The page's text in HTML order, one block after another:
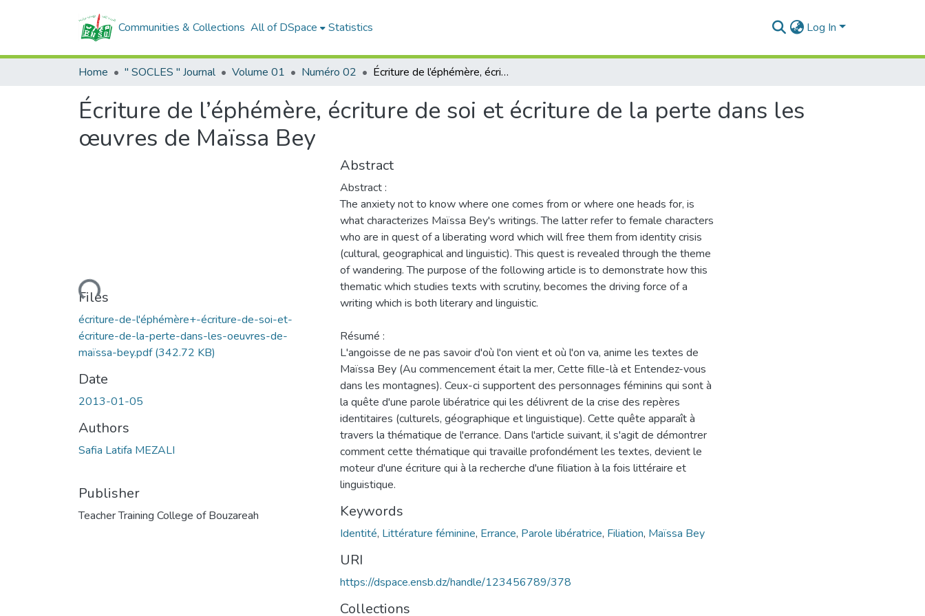
Communities & Collections All of DSpace Statistics Log In
Home " SOCLES " Journal Volume 01 Numéro 02 Écriture de l’éphémère, écriture de soi et écriture de la perte dans les œuvres de Maïssa Bey
Écriture de l’éphémère, écriture de soi et écriture de la perte dans les
œuvres de Maïssa Bey
Loading...
Files
écriture-de-l'éphémère+-écriture-de-soi-et-
écriture-de-la-perte-dans-les-oeuvres-de-
maïssa-bey.pdf(342.72 KB)
Date
2013-01-05
Authors
Safia Latifa MEZALI
Publisher
Teacher Training College of Bouzareah
Abstract
Abstract :
The anxiety not to know where one comes from or where one heads for, is
what characterizes Maïssa Bey's writings. The latter refer to female characters
who are in quest of a liberating word which will free them from identity crisis
(cultural, geographical and linguistic). This quest is revealed through the theme
of wandering. The purpose of the following article is to demonstrate how this
thematic which studies texts with scrutiny, becomes the driving force of a
writing which is both literary and linguistic.
Résumé :
L'angoisse de ne pas savoir d'où l'on vient et où l'on va, anime les textes de
Maïssa Bey (Au commencement était la mer, Cette fille-là et Entendez-vous
dans les montagnes). Ceux-ci supportent des personnages féminins qui sont à
la quête d'une parole libératrice qui les délivrent de la crise des repères
identitaires (culturels, géographique et linguistique). Cette quête apparaît à
travers la thématique de l'errance. Dans l'article suivant, il s'agit de démontrer
comment cette thématique qui travaille profondément les textes, devient le
moteur d'une écriture qui à la recherche d'une filiation à la fois littéraire et
linguistique.
Keywords
Identité, Littérature féminine, Errance, Parole libératrice, Filiation, Maïssa Bey
URI
https://dspace.ensb.dz/handle/123456789/378
Collections